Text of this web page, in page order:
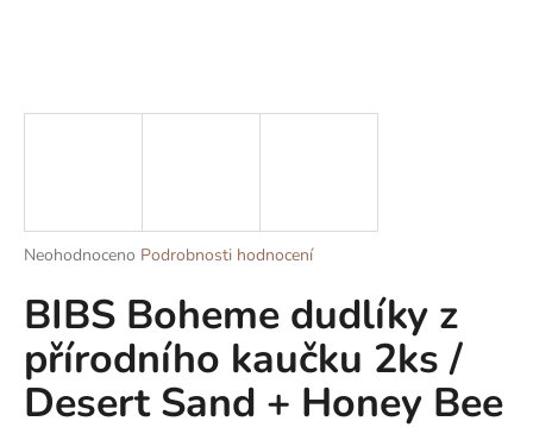
Průměrné
produktu
je
5
hvězdiček.
Neohodnoceno Podrobnosti hodnocení
BIBS Boheme dudlíky z
přírodního kaučku 2ks /
Desert Sand + Honey Bee
t
D
o